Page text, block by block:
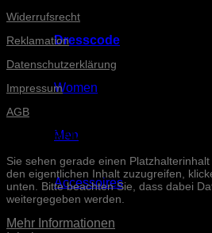
Dresscode
Women
Men
Accessoires
Widerrufsrecht
Reklamation
Datenschutzerklärung
Impressum
AGB
INSTAGRAM-POSTS
Sie sehen gerade einen Platzhalterinhalt
den eigentlichen Inhalt zuzugreifen,
unten. Bitte beachten Sie, dass dabei
weitergegeben werden.
Mehr Informationen